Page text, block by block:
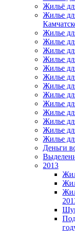
Жильё
Жилье
Жилье
Жилье
Жилье
Жилье
Жилье
Жилье
Жилье
Жилье
Жилье
Жилье
Жилье
Жилье
Жилье
Деньги
2013